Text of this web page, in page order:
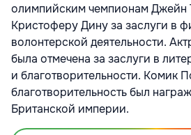
олимпийским чемпионам Джейн
Кристоферу Дину за заслуги в
волонтерской деятельности.
была отмечена за заслуги в
и благотворительности. Комик
благотворительность был
Британской империи.